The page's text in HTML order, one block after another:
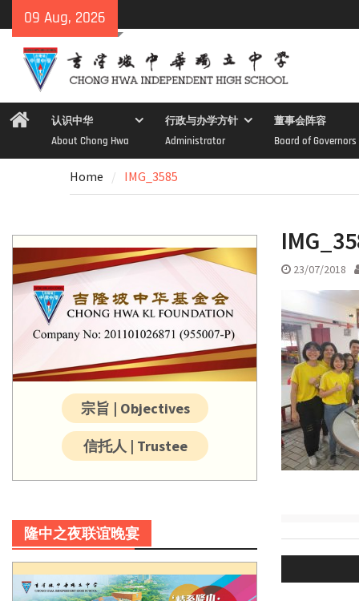
to
content
09 Aug, 2026
Home认识中华
About Chong Hwa
行政与办学方针
Administrator
董事会阵容
Board of Governors
Home IMG_3585
23/07/2018
Post
宗旨 | Objectives
信托人 | Trustee
隆中之夜联谊晚宴